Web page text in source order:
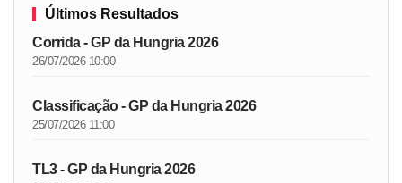
Últimos Resultados
Corrida - GP da Hungria 2026
26/07/2026 10:00
Classificação - GP da Hungria 2026
25/07/2026 11:00
TL3 - GP da Hungria 2026